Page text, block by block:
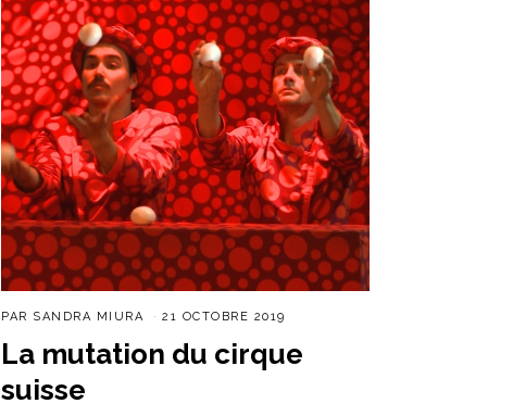
PAR SANDRA MIURA 21 OCTOBRE 2019
La mutation du cirque
suisse